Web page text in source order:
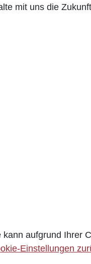
mit uns die
kann aufgrund Ihrer
Einstellungen